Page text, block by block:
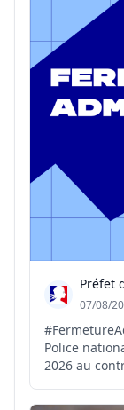
Préfet
07/08/
Police
2026 au
les policiers